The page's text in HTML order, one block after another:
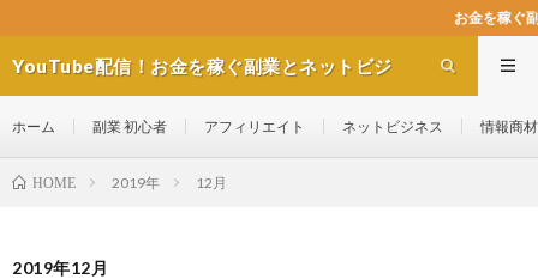
お金を稼ぐ副業とネットビジネ
YouTube配信！お金を稼ぐ副業とネットビジ
ホーム 副業 初心者 アフィリエイト ネットビジネス 情報商
HOME 2019年 12月
2019年12月